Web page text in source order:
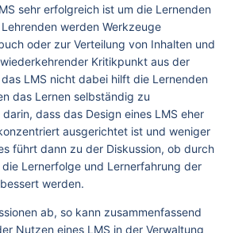
sehr erfolgreich ist um die Lernenden
werden Werkzeuge
oder zur Verteilung von Inhalten und
Kritikpunkt aus der
LMS nicht dabei hilft die Lernenden
das Lernen selbständig zu
dass das Design eines LMS eher
ausgerichtet ist und weniger
führt dann zu der Diskussion, ob durch
Lernerfolge und Lernerfahrung der
werden.
ab, so kann zusammenfassend
Nutzen eines LMS in der Verwaltung